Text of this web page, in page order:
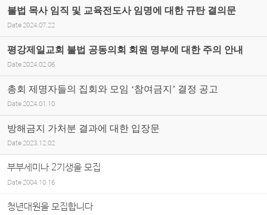
불법 목사 임직 및 교육전도사 임명에 대한 규탄 결의문
Date 2024.07.22
평강제일교회 불법 공동의회 회원 명부에 대한 주의 안내
Date 2024.02.06
총회 제명자들의 집회와 모임 ‘참여금지’ 결정 공고
Date 2024.01.10
방해금지 가처분 결과에 대한 입장문
Date 2023.12.02
부부세미나 2기생을 모집
Date2004.10.16
청년대원을 모집합니다